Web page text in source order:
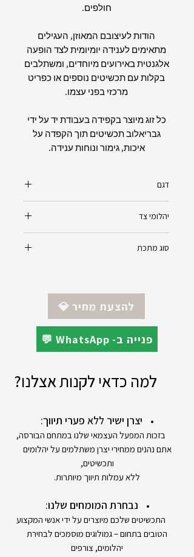
חולפים.
הודות לעיצובם המאוזן, העגילים
מתאימים לענידה יומיומית לצד הופעה
אלגנטית באירועים מיוחדים, ומשתלבים
בקלות עם תכשיטים נוספים או כפריט
מרכזי בפני עצמו.
כל זוג מיוצר בקפידה בעבודת יד על ידי
גבריאלוב תכשיטים תוך הקפדה על
איכות, גימור ונוחות ענידה.
דגם
יהלומי צד
רמת ניקיון VS
סוג מתכת
*ניתן להזמין את התכשיט בזהב 18K
💎 להצעת מחיר
💬 WhatsApp -פנייה ב
למה כדאי לקנות אצלנו?
יצרן ישיר ללא פערי תיווך:
בזכות המפעל העצמאי שלנו במתחם הבורסה,
אתם נהנים ממחירי יצרן משתלמים על יהלומים
ותכשיטים,
ללא עמלות תיווך מיותרות.
נבחרת המומחים שלנו:
התכשיטים שלכם מיוצרים על ידי אנשי המקצוע
הטובים בתחום – גמולוגים מוסמכים לבחירת
יהלומים, צורפים